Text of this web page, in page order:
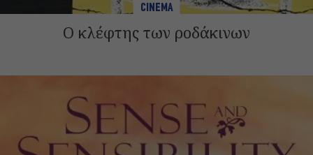
CINEMA
Ο κλέφτης των ροδάκινων